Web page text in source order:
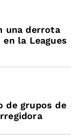
una derrota
la Leagues
de grupos de